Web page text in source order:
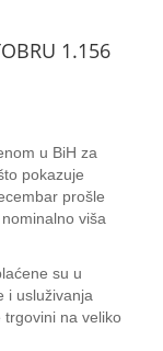
1.156
u BiH za
pokazuje
prošle
viša
su u
i usluživanja
na veliko